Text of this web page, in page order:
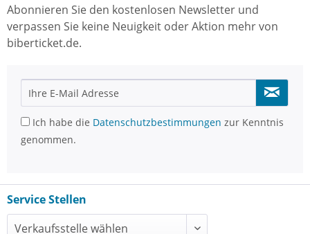
Abonnieren Sie den kostenlosen Newsletter und
verpassen Sie keine Neuigkeit oder Aktion mehr von
biberticket.de.
Ich habe die Datenschutzbestimmungen zur Kenntnis
genommen.
Service Stellen